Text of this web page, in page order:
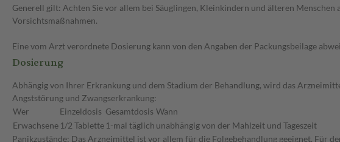
Generell gilt: Achten Sie vor allem bei Säuglingen, Kleinkindern und älteren
Vorsichtsmaßnahmen.
Eine vom Arzt verordnete Dosierung kann von den Angaben der Packungsbeilage
Dosierung
Abhängig von Ihrer Erkrankung und dem Stadium der Behandlung, wird das
Angststörung und Zwangserkrankung:
Wer
Einzeldosis Gesamtdosis Wann
Erwachsene 1/2 Tablette 1-mal täglich unabhängig von der Mahlzeit und Tageszeit
Panikzustände: Das Arzneimittel ist vor allem für die Folgebehandlung geeignet. Für